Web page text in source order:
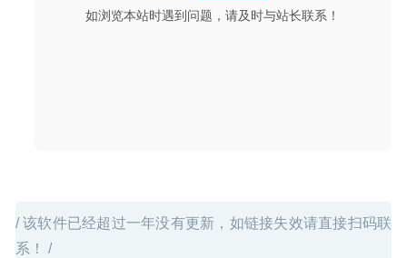
如浏览本站时遇到问题，请及时与站长联系！
/ 该软件已经超过一年没有更新，如链接失效请直接扫码联
系！ /
Vimeo视频下载工具 2020-08-16